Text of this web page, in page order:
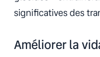
significatives des
Améliorer la